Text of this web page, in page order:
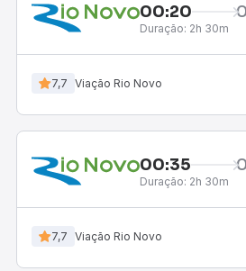
00:20
Duração: 2h 30m
7,7 Viação Rio Novo
00:35
Duração: 2h 30m
7,7 Viação Rio Novo